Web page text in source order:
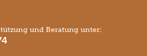
und Beratung unter: